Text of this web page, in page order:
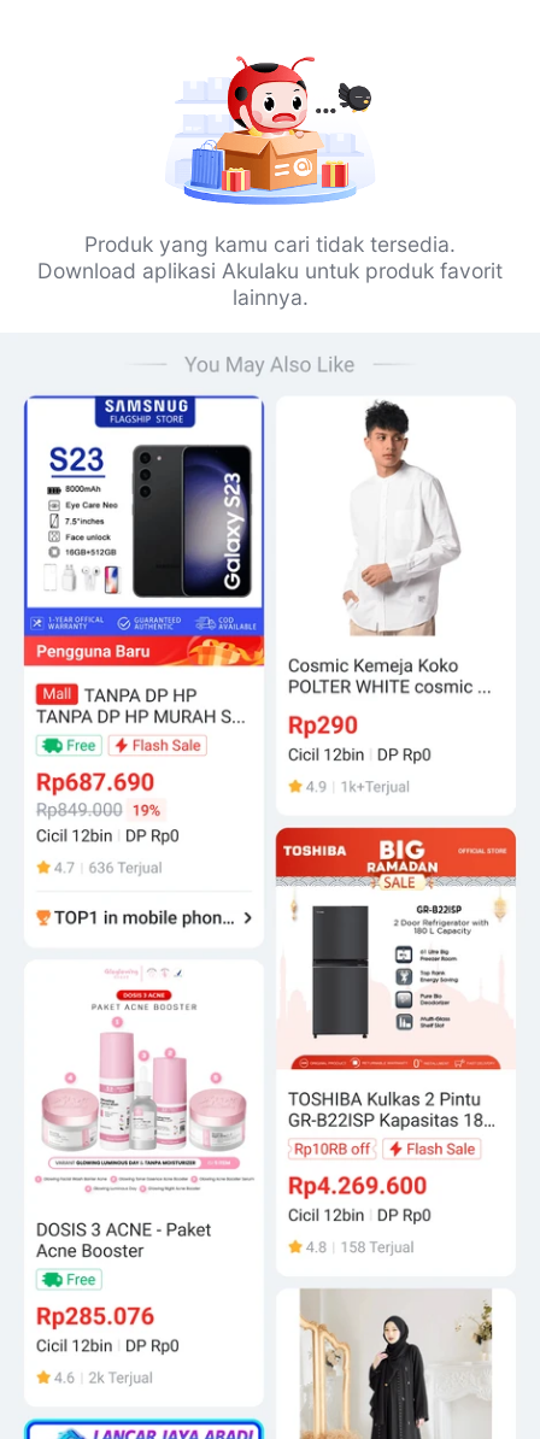
Produk yang kamu cari tidak tersedia.
Download aplikasi Akulaku untuk produk favorit
lainnya.